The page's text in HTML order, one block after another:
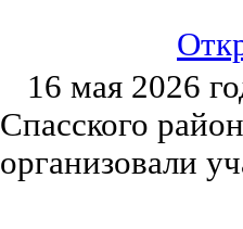
16 мая 2026
Спасского
организовали